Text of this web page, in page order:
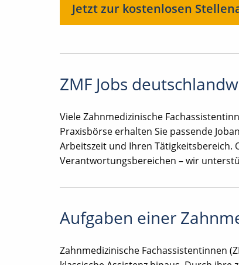
Jetzt zur kostenlosen
ZMF Jobs
Viele Zahnmedizinische
Praxisbörse erhalten Sie passende
Arbeitszeit und Ihren Tätigkeitsbereich.
Verantwortungsbereichen – wir
Aufgaben einer
Zahnmedizinische Fachassistentinnen